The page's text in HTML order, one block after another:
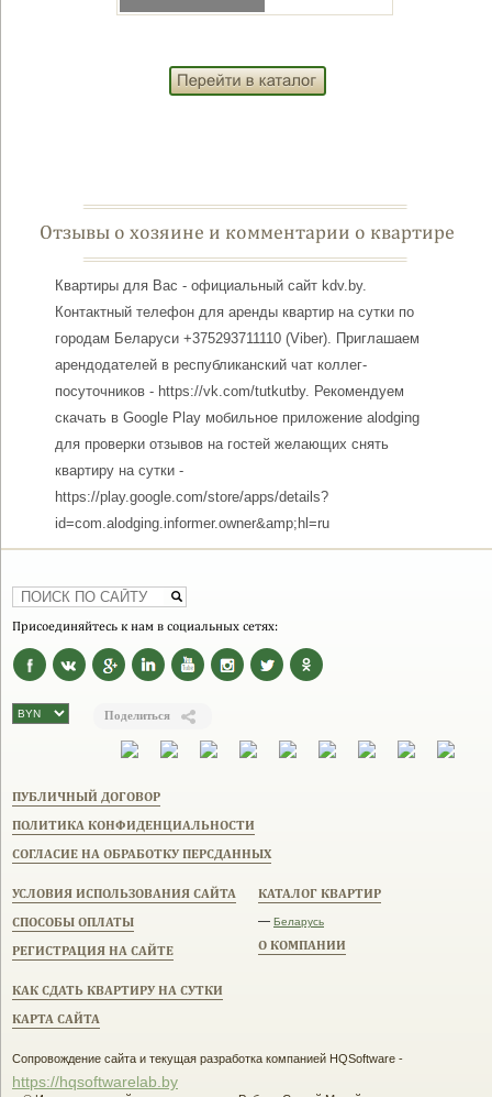
Отзывы о хозяине и комментарии о квартире
Квартиры для Вас - официальный сайт kdv.by.
Контактный телефон для аренды квартир на сутки по
городам Беларуси +375293711110 (Viber). Приглашаем
арендодателей в республиканский чат коллег-
посуточников - https://vk.com/tutkutby. Рекомендуем
скачать в Google Play мобильное приложение alodging
для проверки отзывов на гостей желающих снять
квартиру на сутки -
https://play.google.com/store/apps/details?
id=com.alodging.informer.owner&amp;hl=ru
Присоединяйтесь к нам в социальных сетях:
Поделиться
ПУБЛИЧНЫЙ ДОГОВОР
ПОЛИТИКА КОНФИДЕНЦИАЛЬНОСТИ
СОГЛАСИЕ НА ОБРАБОТКУ ПЕРСДАННЫХ
УСЛОВИЯ ИСПОЛЬЗОВАНИЯ САЙТА
СПОСОБЫ ОПЛАТЫ
РЕГИСТРАЦИЯ НА САЙТЕ
КАТАЛОГ КВАРТИР
— Беларусь
О КОМПАНИИ
КАК СДАТЬ КВАРТИРУ НА СУТКИ
КАРТА САЙТА
Сопровождение сайта и текущая разработка компанией HQSoftware -
https://hqsoftwarelab.by